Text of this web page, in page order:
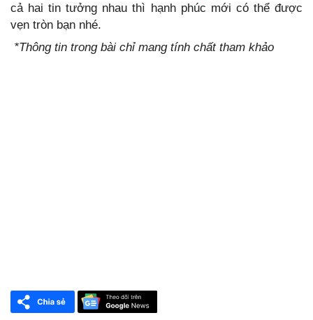
cả hai tin tưởng nhau thì hạnh phúc mới có thể được
vẹn tròn bạn nhé.
*Thông tin trong bài chỉ mang tính chất tham khảo